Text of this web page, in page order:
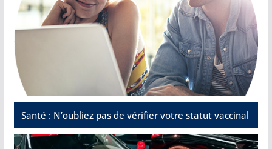
Santé : N’oubliez pas de vérifier votre statut vaccinal